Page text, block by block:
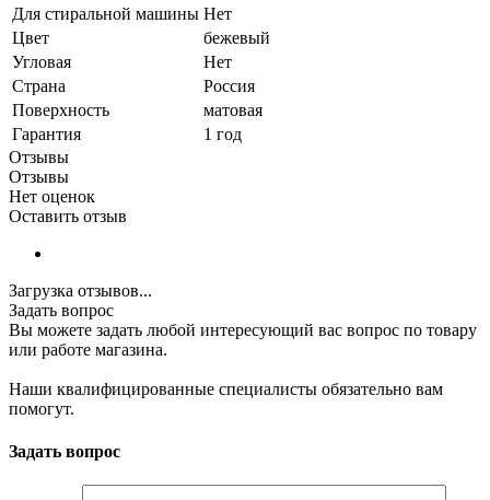
Для стиральной машины Нет
Цвет
бежевый
Угловая
Нет
Страна
Россия
Поверхность
матовая
Гарантия
1 год
Отзывы
Отзывы
Нет оценок
Оставить отзыв
Загрузка отзывов...
Задать вопрос
Вы можете задать любой интересующий вас вопрос по товару
или работе магазина.
Наши квалифицированные специалисты обязательно вам
помогут.
Задать вопрос